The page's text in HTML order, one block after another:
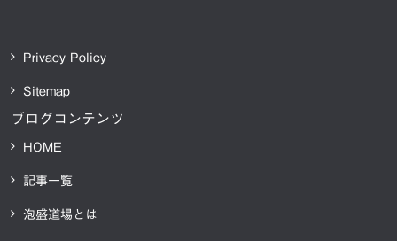
Privacy Policy
Sitemap
ブログコンテンツ
HOME
記事一覧
泡盛道場とは